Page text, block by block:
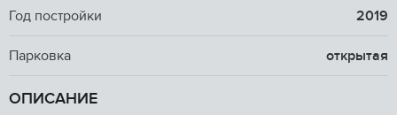
Год постройки 2019
Парковка открытая
ОПИСАНИЕ